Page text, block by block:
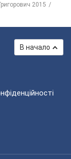
2015
В начало